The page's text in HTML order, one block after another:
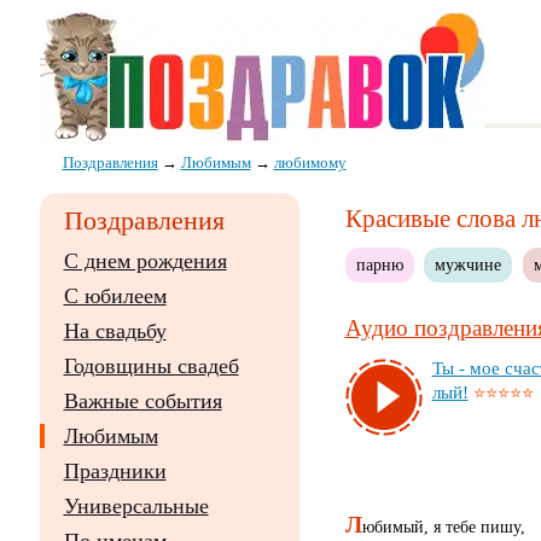
Поздравления→ Любимым→ любимому
Красивые слова
парню мужчине
Аудио
Ты - мое
лый! ⭐⭐⭐⭐⭐
Любимый, я тебе пишу,
Поздравления
С днем рождения
С юбилеем
На свадьбу
Годовщины свадеб
Важные события
Любимым
Праздники
Универсальные